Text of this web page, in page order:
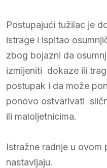
Postupajući tužilac je
istrage i ispitao
zbog bojazni da
izmijeniti dokaze ili
postupak i da može
ponovo ostvarivati
ili maloljetnicima.
Istražne radnje u ovom
nastavljaju.